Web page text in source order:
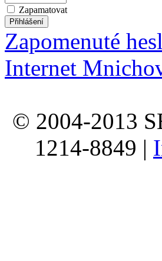
Zapamatovat
Zapomenuté
Internet
© 2004-2013
1214-8849 |